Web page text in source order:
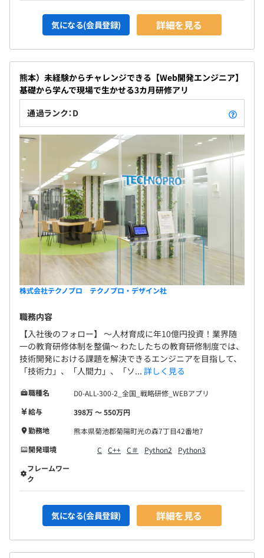
気になる(会員登録) 詳細を見る
熊本）未経験からチャレンジできる【Web開発エンジニア】
基礎から学んで現場で生かせる3カ月研修アリ
通過ランク：D
株式会社テクノプロ テクノプロ・デザイン社
職務内容
【入社後のフォロー】 〜人材育成に年10億円投資！業界随
一の教育研修体制を整備〜 わたしたちの教育研修制度では、
技術開発における課題を解決できるエンジニアを目指して、
「技術力」、「人間力」、「ソ... 詳しく見る
職種名
D0-ALL-300-2_全国_戦略研修_WEBアプリ
給与
398万 〜 550万円
勤務地
熊本県菊池郡菊陽町光の森7丁目42番地7
開発環境
C C++ C＃ Python2
Python3
フレームワー
ク
気になる(会員登録) 詳細を見る